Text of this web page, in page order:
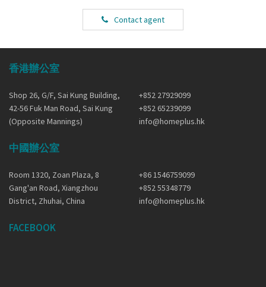
Contact agent
香港辦公室
Shop 26, G/F, Sai Kung Building,
42-56 Fuk Man Road, Sai Kung
(Opposite Mannings)
+852 27929099
+852 65239099
info@homeplus.hk
中國辦公室
Room 1320, Zoan Plaza, 8
Gang'an Road, Xiangzhou
District, Zhuhai, China
+86 1546759099
+852 55348779
info@homeplus.hk
FACEBOOK